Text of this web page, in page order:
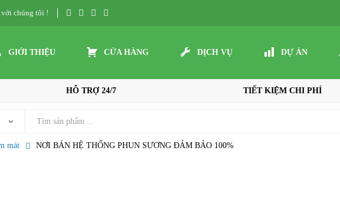
chúng tôi !
GIỚI THIỆU CỬA HÀNG DỊCH VỤ DỰ ÁN
HỖ TRỢ 24/7 TIẾT KIỆM CHI PHÍ
mát NƠI BÁN HỆ THỐNG PHUN SƯƠNG ĐẢM BẢO 100%